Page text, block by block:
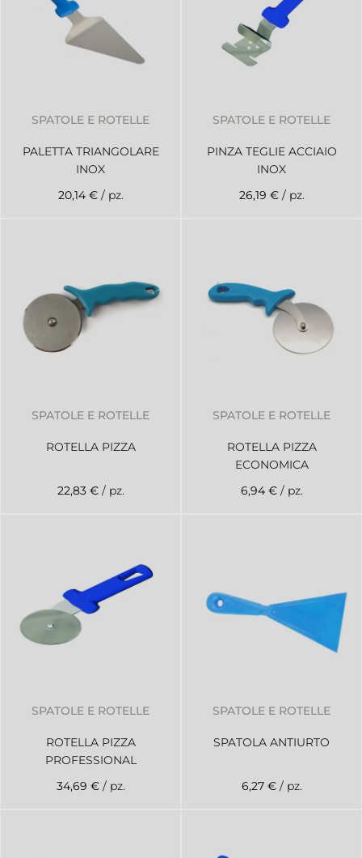
SPATOLE E ROTELLE
PALETTA TRIANGOLARE
INOX
20,14 € / pz.
SPATOLE E ROTELLE
PINZA TEGLIE ACCIAIO
INOX
26,19 € / pz.
SPATOLE E ROTELLE
ROTELLA PIZZA
22,83 € / pz.
SPATOLE E ROTELLE
ROTELLA PIZZA
ECONOMICA
6,94 € / pz.
SPATOLE E ROTELLE
ROTELLA PIZZA
PROFESSIONAL
34,69 € / pz.
SPATOLE E ROTELLE
SPATOLA ANTIURTO
6,27 € / pz.